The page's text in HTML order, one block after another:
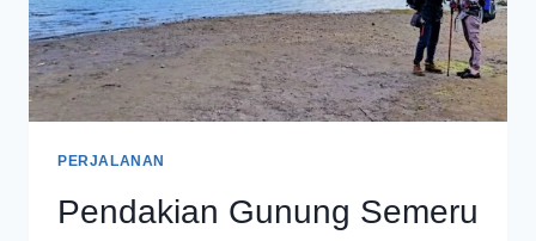
PERJALANAN
Pendakian Gunung Semeru